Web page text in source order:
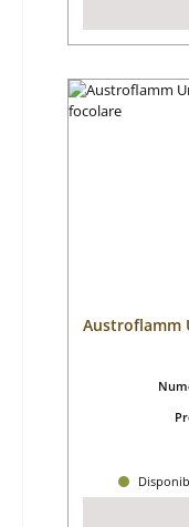
Austroflamm